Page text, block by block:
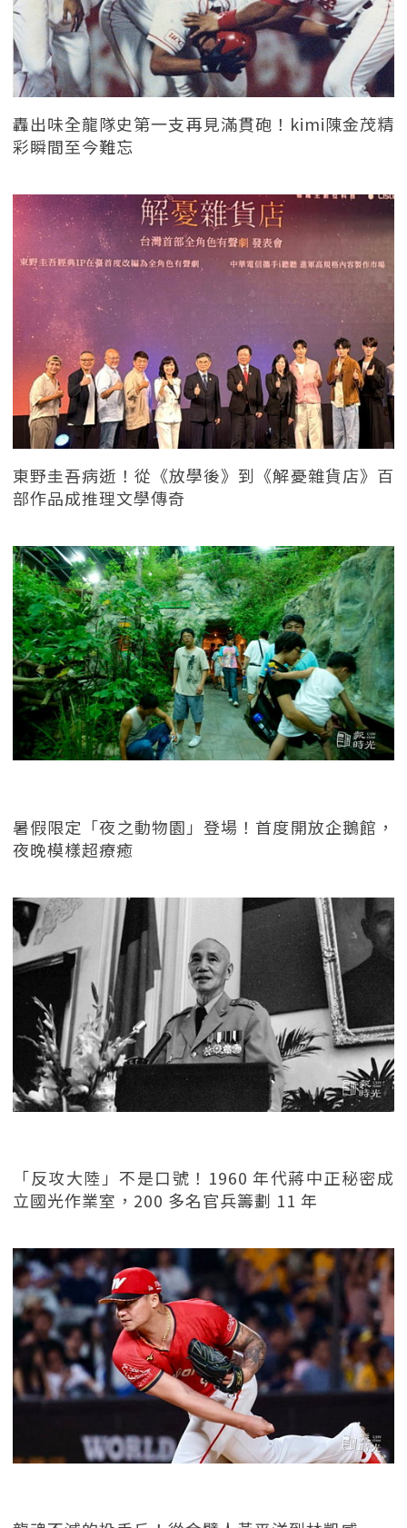
轟出味全龍隊史第一支再見滿貫砲！kimi陳金茂精
彩瞬間至今難忘
東野圭吾病逝！從《放學後》到《解憂雜貨店》百
部作品成推理文學傳奇
暑假限定「夜之動物園」登場！首度開放企鵝館，
夜晚模樣超療癒
「反攻大陸」不是口號！1960 年代蔣中正秘密成
立國光作業室，200 多名官兵籌劃 11 年